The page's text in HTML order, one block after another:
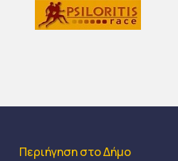
Περιήγηση στο Δήμο